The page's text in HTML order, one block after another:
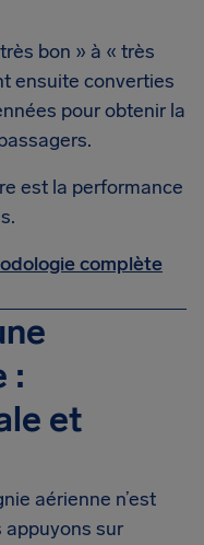
bon » à « très
ensuite converties
pour obtenir la
est la performance
complète
:
et
aérienne n’est
appuyons sur